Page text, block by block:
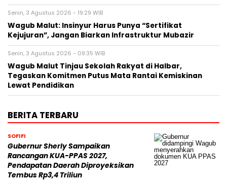
Senin, 3 Agustus 2026 - 19:29 WIB
Wagub Malut: Insinyur Harus Punya “Sertifikat
Kejujuran”, Jangan Biarkan Infrastruktur Mubazir
Senin, 3 Agustus 2026 - 09:35 WIB
Wagub Malut Tinjau Sekolah Rakyat di Halbar,
Tegaskan Komitmen Putus Mata Rantai Kemiskinan
Lewat Pendidikan
BERITA TERBARU
SOFIFI
Gubernur Sherly Sampaikan
Rancangan KUA-PPAS 2027,
Pendapatan Daerah Diproyeksikan
Tembus Rp3,4 Triliun